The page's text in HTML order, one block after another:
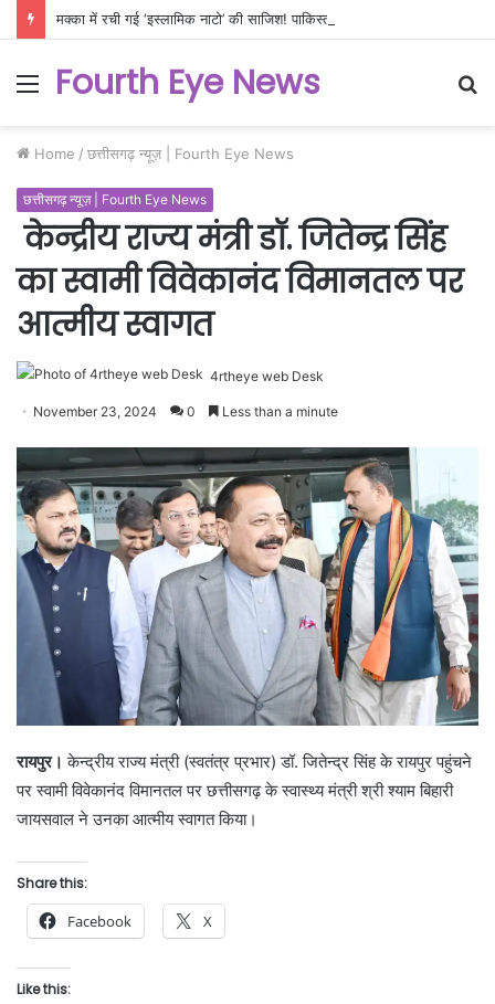
Menu
Fourth Eye News
Home / छत्तीसगढ़ न्यूज़ | Fourth Eye News
छत्तीसगढ़ न्यूज़ | Fourth Eye News
केन्द्रीय राज्य मंत्री डॉ. जितेन्द्र सिंह
का स्वामी विवेकानंद विमानतल पर
आत्मीय स्वागत
4rtheye web Desk
November 23, 2024 0 Less than a minute
रायपुर। केन्द्रीय राज्य मंत्री (स्वतंत्र प्रभार) डॉ. जितेन्द्र सिंह के रायपुर पहुंचने
पर स्वामी विवेकानंद विमानतल पर छत्तीसगढ़ के स्वास्थ्य मंत्री श्री श्याम बिहारी
जायसवाल ने उनका आत्मीय स्वागत किया।
Share this:
Facebook X
Like this: